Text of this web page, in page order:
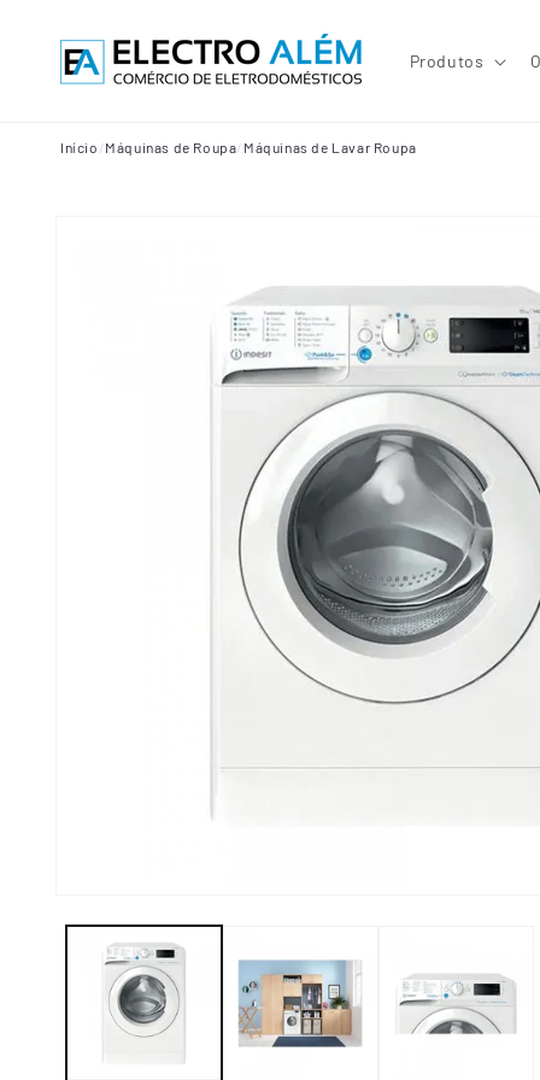
conteúdo
Produtos
Início /Máquinas de Roupa/ Máquinas de Lavar Roupa